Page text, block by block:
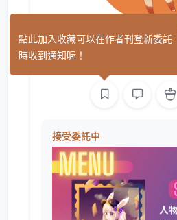
糖糖 (1)
接受委託中
點此加入收藏可以在作者刊登新委託
時收到通知喔！